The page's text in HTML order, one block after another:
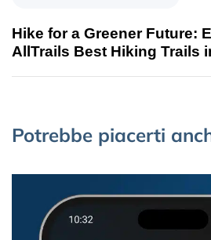
Hike for a Greener Future:
AllTrails Best Hiking Trails
Potrebbe piacerti